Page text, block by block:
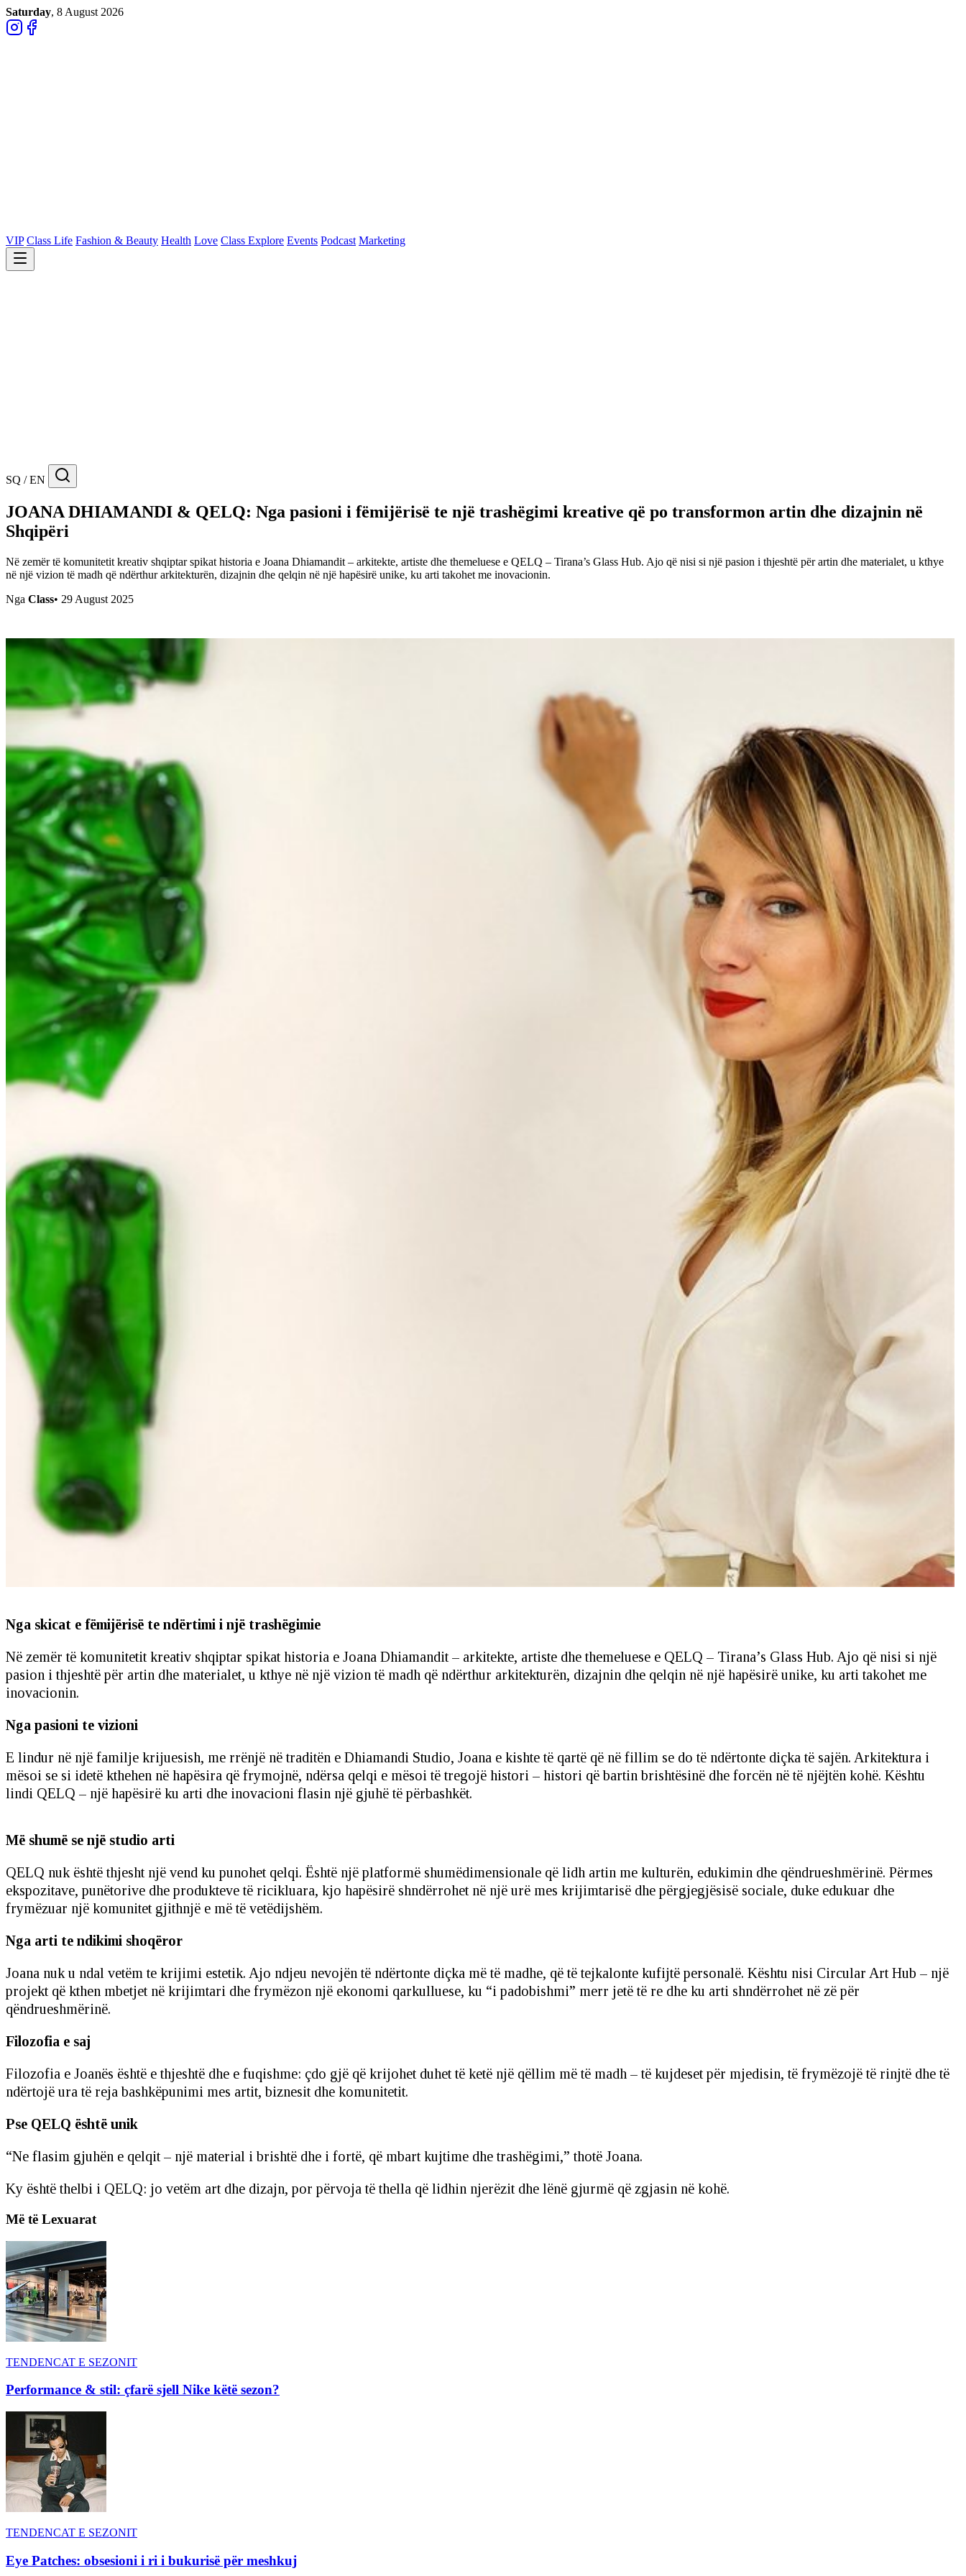
Saturday, 8 August 2026
VIP Class Life Fashion & Beauty Health Love Class Explore Events Podcast Marketing
SQ / EN
JOANA DHIAMANDI & QELQ: Nga pasioni i fëmijërisë te një trashëgimi kreative që po transformon artin dhe dizajnin në
Shqipëri
Në zemër të komunitetit kreativ shqiptar spikat historia e Joana Dhiamandit – arkitekte, artiste dhe themeluese e QELQ – Tirana’s Glass Hub. Ajo që nisi si një pasion i thjeshtë për artin dhe materialet, u kthye
në një vizion të madh që ndërthur arkitekturën, dizajnin dhe qelqin në një hapësirë unike, ku arti takohet me inovacionin.
Nga Class• 29 August 2025
Nga skicat e fëmijërisë te ndërtimi i një trashëgimie
Në zemër të komunitetit kreativ shqiptar spikat historia e Joana Dhiamandit – arkitekte, artiste dhe themeluese e QELQ – Tirana’s Glass Hub. Ajo që nisi si një
pasion i thjeshtë për artin dhe materialet, u kthye në një vizion të madh që ndërthur arkitekturën, dizajnin dhe qelqin në një hapësirë unike, ku arti takohet me
inovacionin.
Nga pasioni te vizioni
E lindur në një familje krijuesish, me rrënjë në traditën e Dhiamandi Studio, Joana e kishte të qartë që në fillim se do të ndërtonte diçka të sajën. Arkitektura i
mësoi se si idetë kthehen në hapësira që frymojnë, ndërsa qelqi e mësoi të tregojë histori – histori që bartin brishtësinë dhe forcën në të njëjtën kohë. Kështu
lindi QELQ – një hapësirë ku arti dhe inovacioni flasin një gjuhë të përbashkët.
Më shumë se një studio arti
QELQ nuk është thjesht një vend ku punohet qelqi. Është një platformë shumëdimensionale që lidh artin me kulturën, edukimin dhe qëndrueshmërinë. Përmes
ekspozitave, punëtorive dhe produkteve të ricikluara, kjo hapësirë shndërrohet në një urë mes krijimtarisë dhe përgjegjësisë sociale, duke edukuar dhe
frymëzuar një komunitet gjithnjë e më të vetëdijshëm.
Nga arti te ndikimi shoqëror
Joana nuk u ndal vetëm te krijimi estetik. Ajo ndjeu nevojën të ndërtonte diçka më të madhe, që të tejkalonte kufijtë personalë. Kështu nisi Circular Art Hub – një
projekt që kthen mbetjet në krijimtari dhe frymëzon një ekonomi qarkulluese, ku “i padobishmi” merr jetë të re dhe ku arti shndërrohet në zë për
qëndrueshmërinë.
Filozofia e saj
Filozofia e Joanës është e thjeshtë dhe e fuqishme: çdo gjë që krijohet duhet të ketë një qëllim më të madh – të kujdeset për mjedisin, të frymëzojë të rinjtë dhe të
ndërtojë ura të reja bashkëpunimi mes artit, biznesit dhe komunitetit.
Pse QELQ është unik
“Ne flasim gjuhën e qelqit – një material i brishtë dhe i fortë, që mbart kujtime dhe trashëgimi,” thotë Joana.
Ky është thelbi i QELQ: jo vetëm art dhe dizajn, por përvoja të thella që lidhin njerëzit dhe lënë gjurmë që zgjasin në kohë.
Më të Lexuarat
TENDENCAT E SEZONIT
Performance & stil: çfarë sjell Nike këtë sezon?
TENDENCAT E SEZONIT
Eye Patches: obsesioni i ri i bukurisë për meshkuj